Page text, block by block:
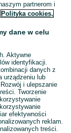
partnerom i
Polityka cookies,
dane w celu
Aktywne
identyfikacji.
danych z
urządzeniu lub
i ulepszanie
Tworzenie
efektywności
reklam.
treści.